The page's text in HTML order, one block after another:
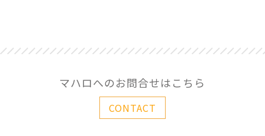
マハロへのお問合せはこちら
CONTACT